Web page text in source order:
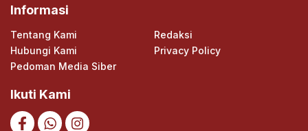
Informasi
Tentang Kami
Redaksi
Hubungi Kami
Privacy Policy
Pedoman Media Siber
Ikuti Kami